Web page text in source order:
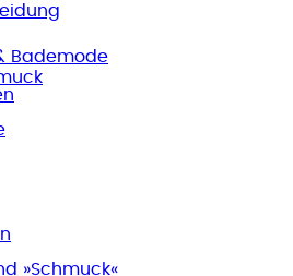
Bademode
»Schmuck«